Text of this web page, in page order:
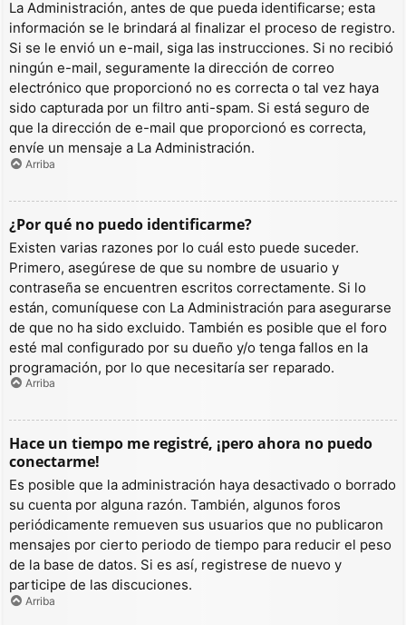
La Administración, antes de que pueda identificarse; esta
información se le brindará al finalizar el proceso de registro.
Si se le envió un e-mail, siga las instrucciones. Si no recibió
ningún e-mail, seguramente la dirección de correo
electrónico que proporcionó no es correcta o tal vez haya
sido capturada por un filtro anti-spam. Si está seguro de
que la dirección de e-mail que proporcionó es correcta,
envíe un mensaje a La Administración.
Arriba
¿Por qué no puedo identificarme?
Existen varias razones por lo cuál esto puede suceder.
Primero, asegúrese de que su nombre de usuario y
contraseña se encuentren escritos correctamente. Si lo
están, comuníquese con La Administración para asegurarse
de que no ha sido excluido. También es posible que el foro
esté mal configurado por su dueño y/o tenga fallos en la
programación, por lo que necesitaría ser reparado.
Arriba
Hace un tiempo me registré, ¡pero ahora no puedo
conectarme!
Es posible que la administración haya desactivado o borrado
su cuenta por alguna razón. También, algunos foros
periódicamente remueven sus usuarios que no publicaron
mensajes por cierto periodo de tiempo para reducir el peso
de la base de datos. Si es así, registrese de nuevo y
participe de las discuciones.
Arriba